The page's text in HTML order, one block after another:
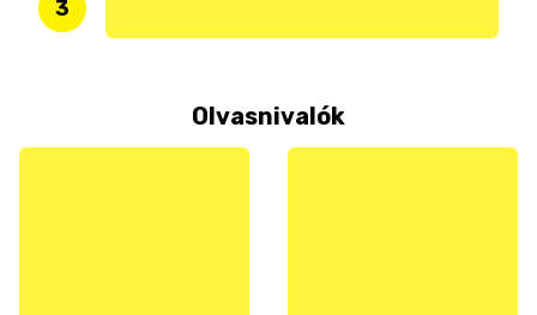
3
Olvasnivalók